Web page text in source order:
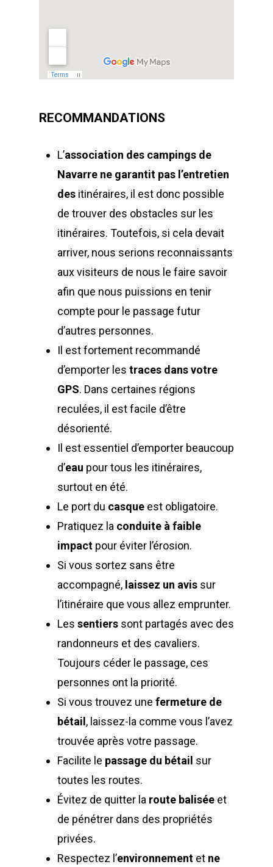
RECOMMANDATIONS
L’association des campings de
Navarre ne garantit pas l’entretien
des itinéraires, il est donc possible
de trouver des obstacles sur les
itinéraires. Toutefois, si cela devait
arriver, nous serions reconnaissants
aux visiteurs de nous le faire savoir
afin que nous puissions en tenir
compte pour le passage futur
d’autres personnes.
Il est fortement recommandé
d’emporter les traces dans votre
GPS. Dans certaines régions
reculées, il est facile d’être
désorienté.
Il est essentiel d’emporter beaucoup
d’eau pour tous les itinéraires,
surtout en été.
Le port du casque est obligatoire.
Pratiquez la conduite à faible
impact pour éviter l’érosion.
Si vous sortez sans être
accompagné, laissez un avis sur
l’itinéraire que vous allez emprunter.
Les sentiers sont partagés avec des
randonneurs et des cavaliers.
Toujours céder le passage, ces
personnes ont la priorité.
Si vous trouvez une fermeture de
bétail, laissez-la comme vous l’avez
trouvée après votre passage.
Facilite le passage du bétail sur
toutes les routes.
Évitez de quitter la route balisée et
de pénétrer dans des propriétés
privées.
Respectez l’environnement et ne